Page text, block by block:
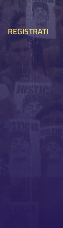
REGISTRATI